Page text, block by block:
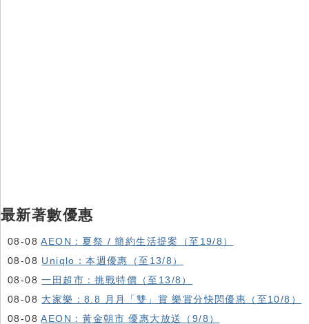
最新著數優惠
08-08AEON：夏祭 / 簡約生活提案（至19/8）
08-08 Uniqlo：本週優惠（至13/8）
08-08一田超市：挑戰特價（至13/8）
08-08 大家樂：8.8 月月「雙」賞 樂賞分快閃優惠（至10/8）
08-08AEON：黃金朝市 優惠大放送（9/8）